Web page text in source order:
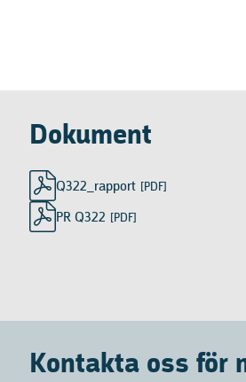
Dokument
Q322_rapport [PDF]
PR Q322 [PDF]
Kontakta oss för